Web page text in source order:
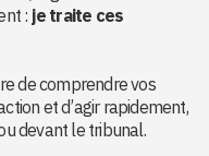
: je traite ces
de comprendre vos
et d’agir rapidement,
devant le tribunal.